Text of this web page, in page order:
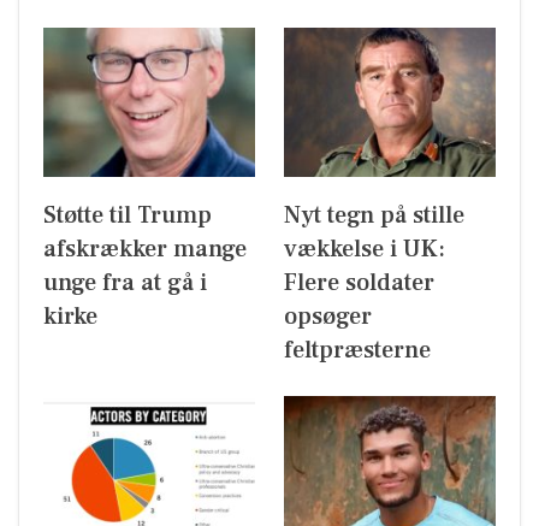
Støtte til Trump
afskrækker mange
unge fra at gå i
kirke
Nyt tegn på stille
vækkelse i UK:
Flere soldater
opsøger
feltpræsterne